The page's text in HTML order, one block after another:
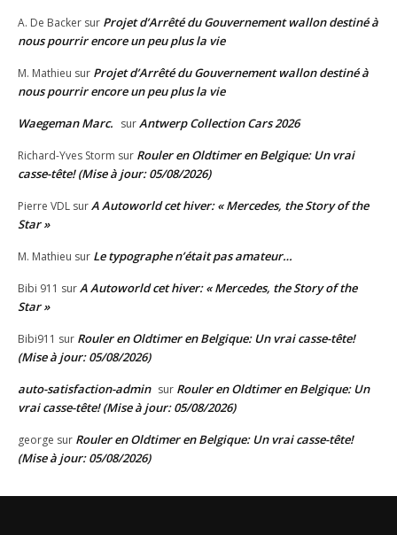
A. De Backer sur Projet d’Arrêté du Gouvernement wallon destiné à
nous pourrir encore un peu plus la vie
M. Mathieu sur Projet d’Arrêté du Gouvernement wallon destiné à
nous pourrir encore un peu plus la vie
Waegeman Marc. surAntwerp Collection Cars 2026
Richard-Yves Storm sur Rouler en Oldtimer en Belgique: Un vrai
casse-tête! (Mise à jour: 05/08/2026)
Pierre VDL surA Autoworld cet hiver: « Mercedes, the Story of the
Star »
M. Mathieu sur Le typographe n’était pas amateur…
Bibi 911 surA Autoworld cet hiver: « Mercedes, the Story of the
Star »
Bibi911 sur Rouler en Oldtimer en Belgique: Un vrai casse-tête!
(Mise à jour: 05/08/2026)
auto-satisfaction-admin sur Rouler en Oldtimer en Belgique: Un
vrai casse-tête! (Mise à jour: 05/08/2026)
george sur Rouler en Oldtimer en Belgique: Un vrai casse-tête!
(Mise à jour: 05/08/2026)